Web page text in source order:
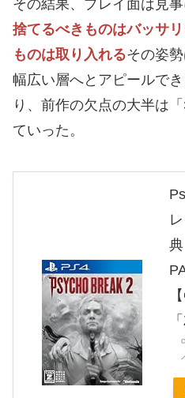
その結果、プレイ面は見
捨てるべきものはバッサ
ものは取り入れるその姿
幅広い層へとアピールで
り、前作の欠点の大半は
ていった。